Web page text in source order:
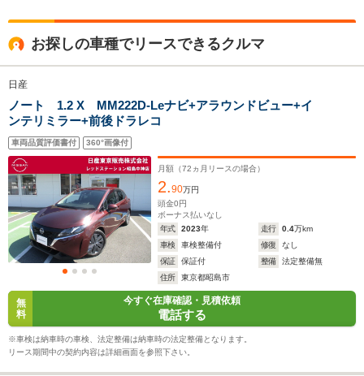
サイズ
WLTCモード
燃費
全高
1.49m～1.51m
全幅
1.67m
3.71m～3.86m
ホイールベース
-m
└市街地:16.1km/L
└郊外:20.3km/L
└高速道路:22.1km/L
1.54m
全幅
-
お探しの車種でリースできるクルマ
日産
ノート 1.2 X MM222D-Leナビ+アラウンドビュー+イ
ンテリミラー+前後ドラレコ
車両品質評価書付 360°画像付
月額（72 ヵ月リースの場合）
2.90万円
頭金0円
ボーナス払いなし
年式
2023年 走行 0.4万km
車検
車検整備付 修復
なし
保証
保証付 整備
法定整備無
住所
東京都昭島市
無
料
今すぐ在庫確認・見積依頼
電話する
※車検は納車時の車検、法定整備は納車時の法定整備となります。
リース期間中の契約内容は詳細画面を参照下さい。